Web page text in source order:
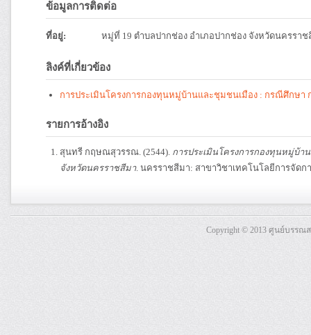
ข้อมูลการติดต่อ
ที่อยู่: หมู่ที่ 19 ตำบลปากช่อง อำเภอปากช่อง จังหวัดนครราช
ลิงค์ที่เกี่ยวข้อง
การประเมินโครงการกองทุนหมู่บ้านและชุมชนเมือง : กรณีศึกษ
รายการอ้างอิง
สุนทรี กฤษณสุวรรณ. (2544). การประเมินโครงการกองทุนหมู่บ้
จังหวัดนครราชสีมา. นครราชสีมา: สาขาวิชาเทคโนโลยีการจัด
Copyright © 2013 ศูนย์บรร